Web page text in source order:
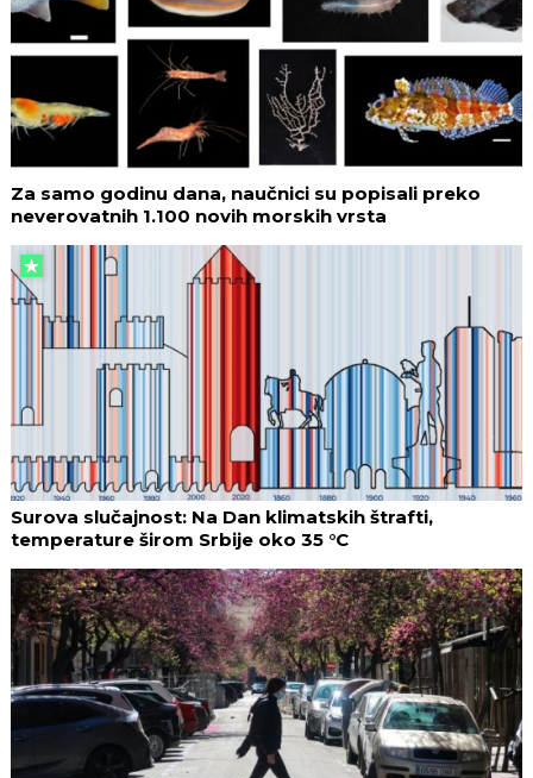
Za samo godinu dana, naučnici su popisali preko
neverovatnih 1.100 novih morskih vrsta
Surova slučajnost: Na Dan klimatskih štrafti,
temperature širom Srbije oko 35 °C